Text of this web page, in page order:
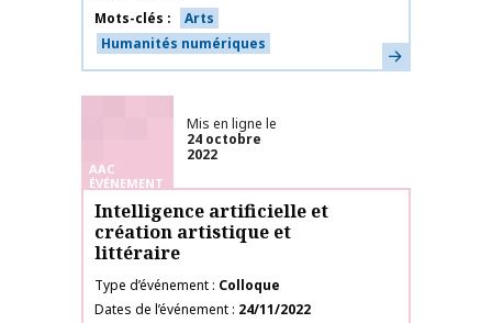
Mots-clés
Arts
Humanités numériques
En savoir plus
AAC
ÉVÉNEMENT
Mis en ligne le
24 octobre
2022
Intelligence artificielle et
création artistique et
littéraire
Type d’événement Colloque
Dates de l’événement 24/11/2022